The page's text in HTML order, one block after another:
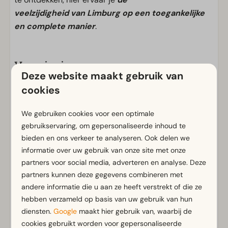
veelzijdigheid van Limburg op een toegankelijke
en complete manier.
Voorzieningen
Algemeen
Gratis Wifi
m² Oppervlakte: 50
Parkeergelegenheid nabij vakantieverblijf
Badkamer
Badkamer(s) beneden: 1
Douche(cabine)
Toilet(ten) in badkamer(s): 1
Toon meer ↓
Deze website maakt gebruik van
cookies
We gebruiken cookies voor een optimale
gebruikservaring, om gepersonaliseerde inhoud te
bieden en ons verkeer te analyseren. Ook delen we
informatie over uw gebruik van onze site met onze
partners voor social media, adverteren en analyse. Deze
partners kunnen deze gegevens combineren met
andere informatie die u aan ze heeft verstrekt of die ze
hebben verzameld op basis van uw gebruik van hun
diensten.Google maakt hier gebruik van, waarbij de
cookies gebruikt worden voor gepersonaliseerde